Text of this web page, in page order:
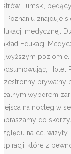
Tumski,
Poznaniu znajduje
medycznej.
Edukacji
poziomie.
Hotel
prywatny
wyborem
na nocleg w
do
na cel wizyty,
które z